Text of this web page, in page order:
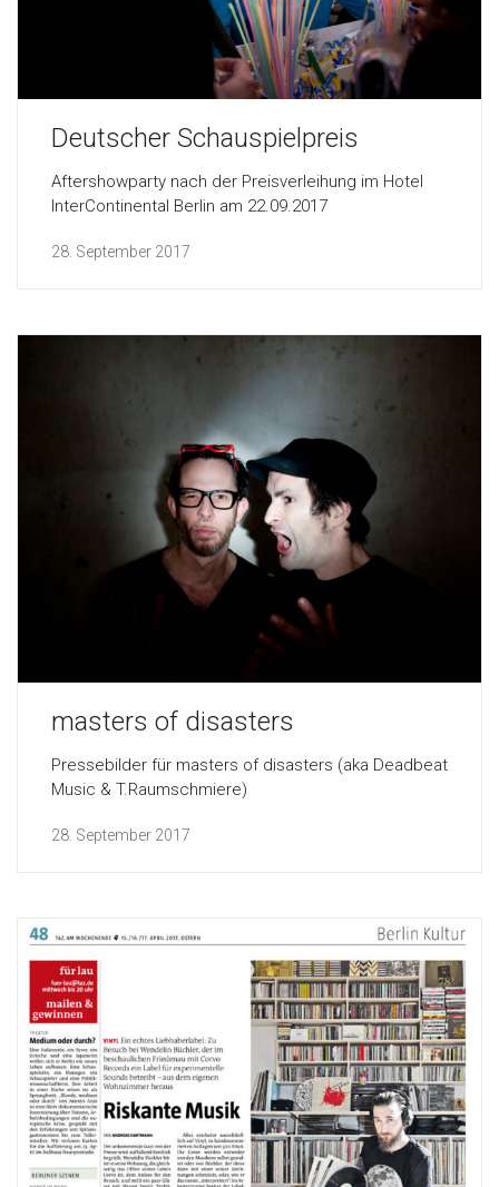
Deutscher Schauspielpreis
Aftershowparty nach der Preisverleihung im Hotel
InterContinental Berlin am 22.09.2017
28. September 2017
masters of disasters
Pressebilder für masters of disasters (aka Deadbeat
Music & T.Raumschmiere)
28. September 2017